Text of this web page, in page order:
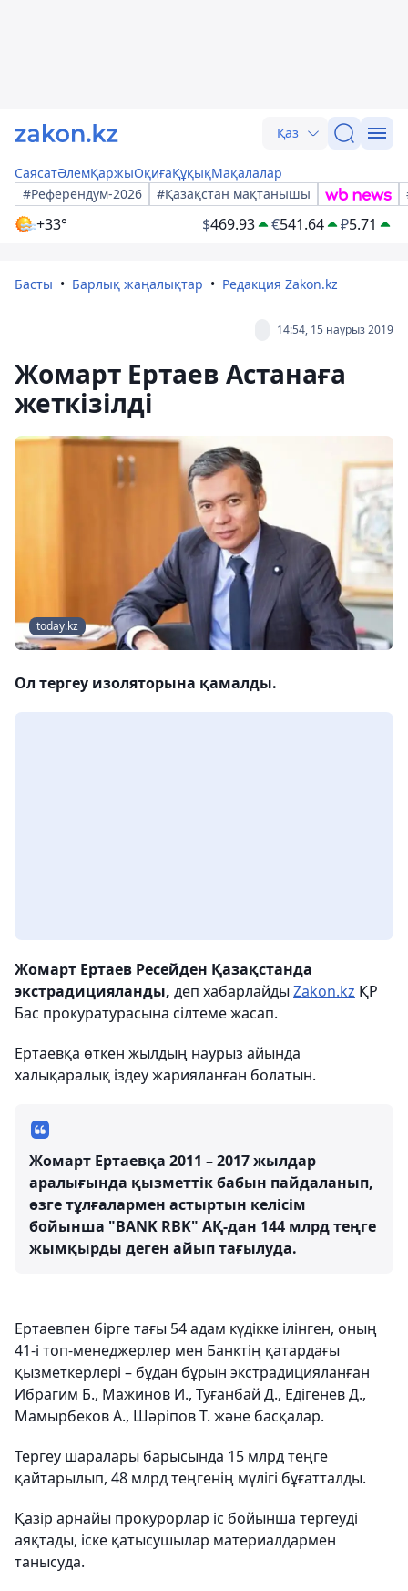
Қаз
СаясатӘлемҚаржыОқиғаҚұқықМақалалар
#Референдум-2026
#Қазақстан мақтанышы
+33° $469.93 €541.64 ₽5.71
Басты Барлық жаңалықтар Редакция Zakon.kz
14:54, 15 наурыз 2019
Жомарт Ертаев Астанаға
жеткізілді
today.kz
Ол тергеу изоляторына қамалды.
Жомарт Ертаев Ресейден Қазақстанда
экстрадицияланды, деп хабарлайды Zakon.kz ҚР
Бас прокуратурасына сілтеме жасап.
Ертаевқа өткен жылдың наурыз айында
халықаралық іздеу жарияланған болатын.
Жомарт Ертаевқа 2011 – 2017 жылдар
аралығында қызметтік бабын пайдаланып,
өзге тұлғалармен астыртын келісім
бойынша "BANK RBK" АҚ-дан 144 млрд теңге
жымқырды деген айып тағылуда.
Ертаевпен бірге тағы 54 адам күдікке ілінген, оның
41-і топ-менеджерлер мен Банктің қатардағы
қызметкерлері – бұдан бұрын экстрадицияланған
Ибрагим Б., Мажинов И., Туғанбай Д., Едігенев Д.,
Мамырбеков А., Шәріпов Т. және басқалар.
Тергеу шаралары барысында 15 млрд теңге
қайтарылып, 48 млрд теңгенің мүлігі бұғатталды.
Қазір арнайы прокурорлар іс бойынша тергеуді
аяқтады, іске қатысушылар материалдармен
танысуда.